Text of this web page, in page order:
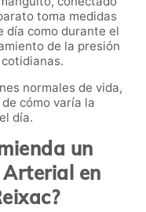
toma medidas
día como durante el
de la presión
normales de vida,
cómo varía la
día.
un
en